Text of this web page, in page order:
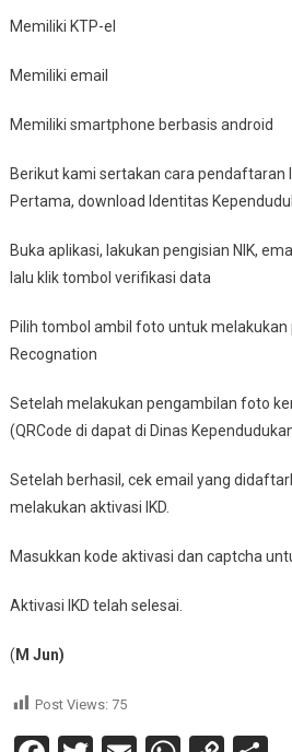
Memiliki KTP-el
Memiliki email
Memiliki smartphone berbasis android
Berikut kami sertakan cara pendaftaran
Pertama, download Identitas
Buka aplikasi, lakukan pengisian NIK,
lalu klik tombol verifikasi data
Pilih tombol ambil foto untuk melakukan
Recognation
Setelah melakukan pengambilan foto
(QRCode di dapat di Dinas
Setelah berhasil, cek email yang
melakukan aktivasi IKD.
Masukkan kode aktivasi dan captcha
Aktivasi IKD telah selesai.
( M Jun)
Post Views: 75